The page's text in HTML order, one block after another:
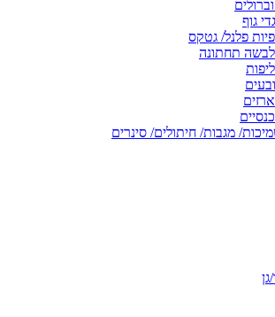
גוף
פלנל/ גטקס
תחתונה
מגבות/ חיתולים/ סינרים